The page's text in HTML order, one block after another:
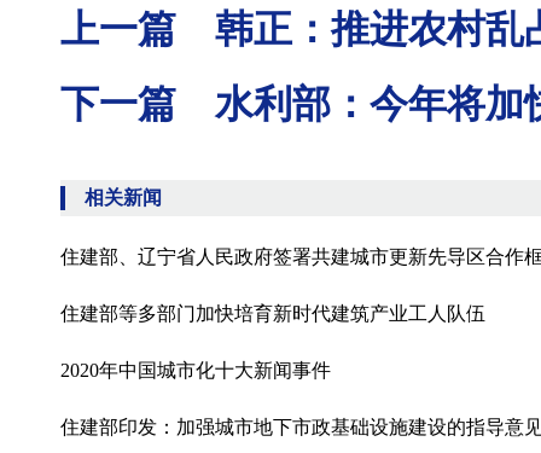
上一篇 韩正：推进农村乱
下一篇 水利部：今年将加
相关新闻
住建部、辽宁省人民政府签署共建城市更新先导区合作
住建部等多部门加快培育新时代建筑产业工人队伍
2020年中国城市化十大新闻事件
住建部印发：加强城市地下市政基础设施建设的指导意